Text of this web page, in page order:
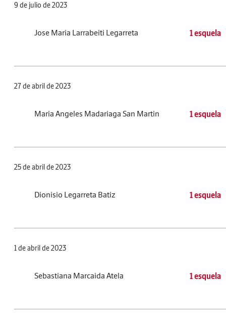
9 de julio de 2023
Jose Maria Larrabeiti Legarreta 1 esquela
27 de abril de 2023
Maria Angeles Madariaga San Martin 1 esquela
25 de abril de 2023
Dionisio Legarreta Batiz 1 esquela
1 de abril de 2023
Sebastiana Marcaida Atela 1 esquela